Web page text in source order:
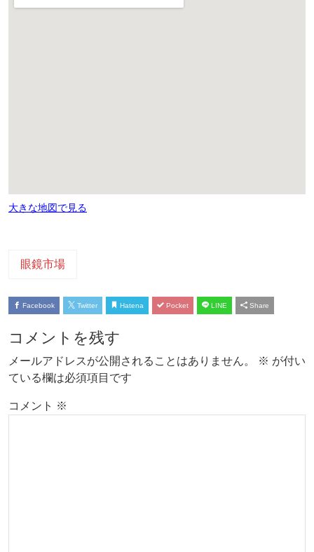
大きな地図で見る
眼鏡市場
Facebook Twitter Hatena Pocket LINE Share
コメントを残す
メールアドレスが公開されることはありません。 ※ が付い
ている欄は必須項目です
コメント ※